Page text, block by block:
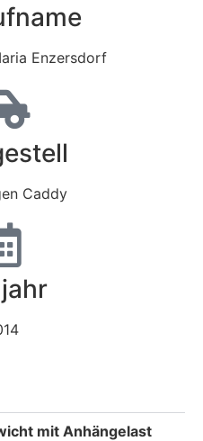
Enzersdorf
Caddy
mit Anhängelast